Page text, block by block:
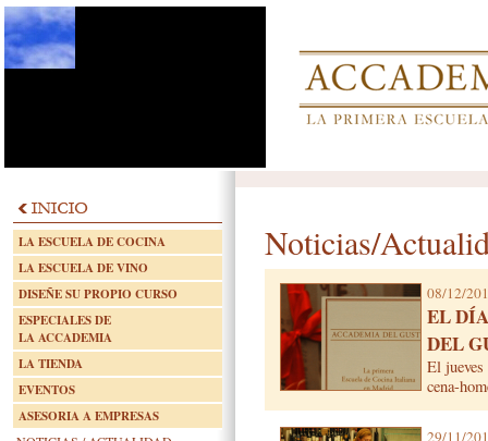
LA ESCUELA DE COCINA
LA ESCUELA DE VINO
DISEÑE SU PROPIO CURSO
ESPECIALES DE
LA ACCADEMIA
LA TIENDA
EVENTOS
ASESORIA A EMPRESAS
Noticias/
08/12/
EL
DEL
El jueves
cena-
29/11/